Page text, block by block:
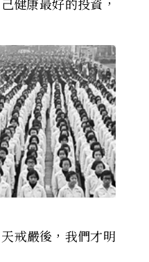
戒嚴後，我們才明